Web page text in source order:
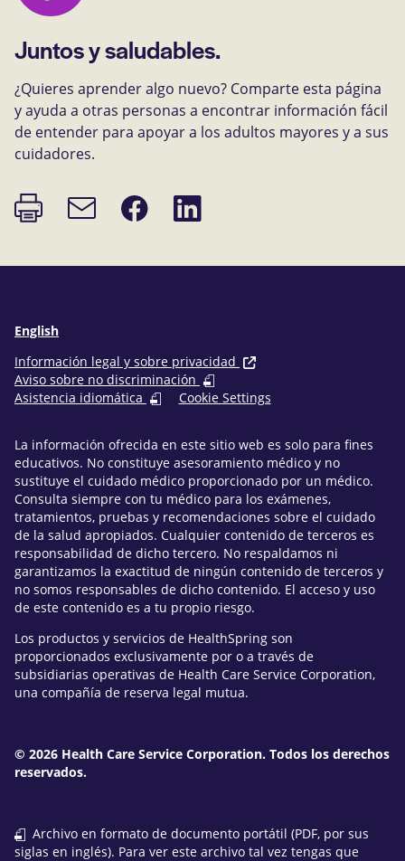
Juntos y saludables.
¿Quieres aprender algo nuevo? Comparte esta página
y ayuda a otras personas a encontrar información fácil
de entender para apoyar a los adultos mayores y a sus
cuidadores.
Imprimir
página
Enlace
de
Compartir
en
Compartir
en
English
Información legal y sobre privacidad
Aviso sobre no discriminación
Asistencia idiomática
Cookie Settings
La información ofrecida en este sitio web es solo para fines
educativos. No constituye asesoramiento médico y no
sustituye el cuidado médico proporcionado por un médico.
Consulta siempre con tu médico para los exámenes,
tratamientos, pruebas y recomendaciones sobre el cuidado
de la salud apropiados. Cualquier contenido de terceros es
responsabilidad de dicho tercero. No respaldamos ni
garantizamos la exactitud de ningún contenido de terceros y
no somos responsables de dicho contenido. El acceso y uso
de este contenido es a tu propio riesgo.
Los productos y servicios de HealthSpring son
proporcionados exclusivamente por o a través de
subsidiarias operativas de Health Care Service Corporation,
una compañía de reserva legal mutua.
© 2026 Health Care Service Corporation. Todos los derechos
reservados.
Archivo en formato de documento portátil (PDF, por sus
siglas en inglés). Para ver este archivo tal vez tengas que